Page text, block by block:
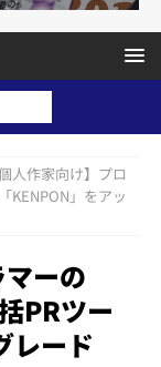
個人作家向け】プロ
KENPON」をアッ
マーの
PRツー
レード